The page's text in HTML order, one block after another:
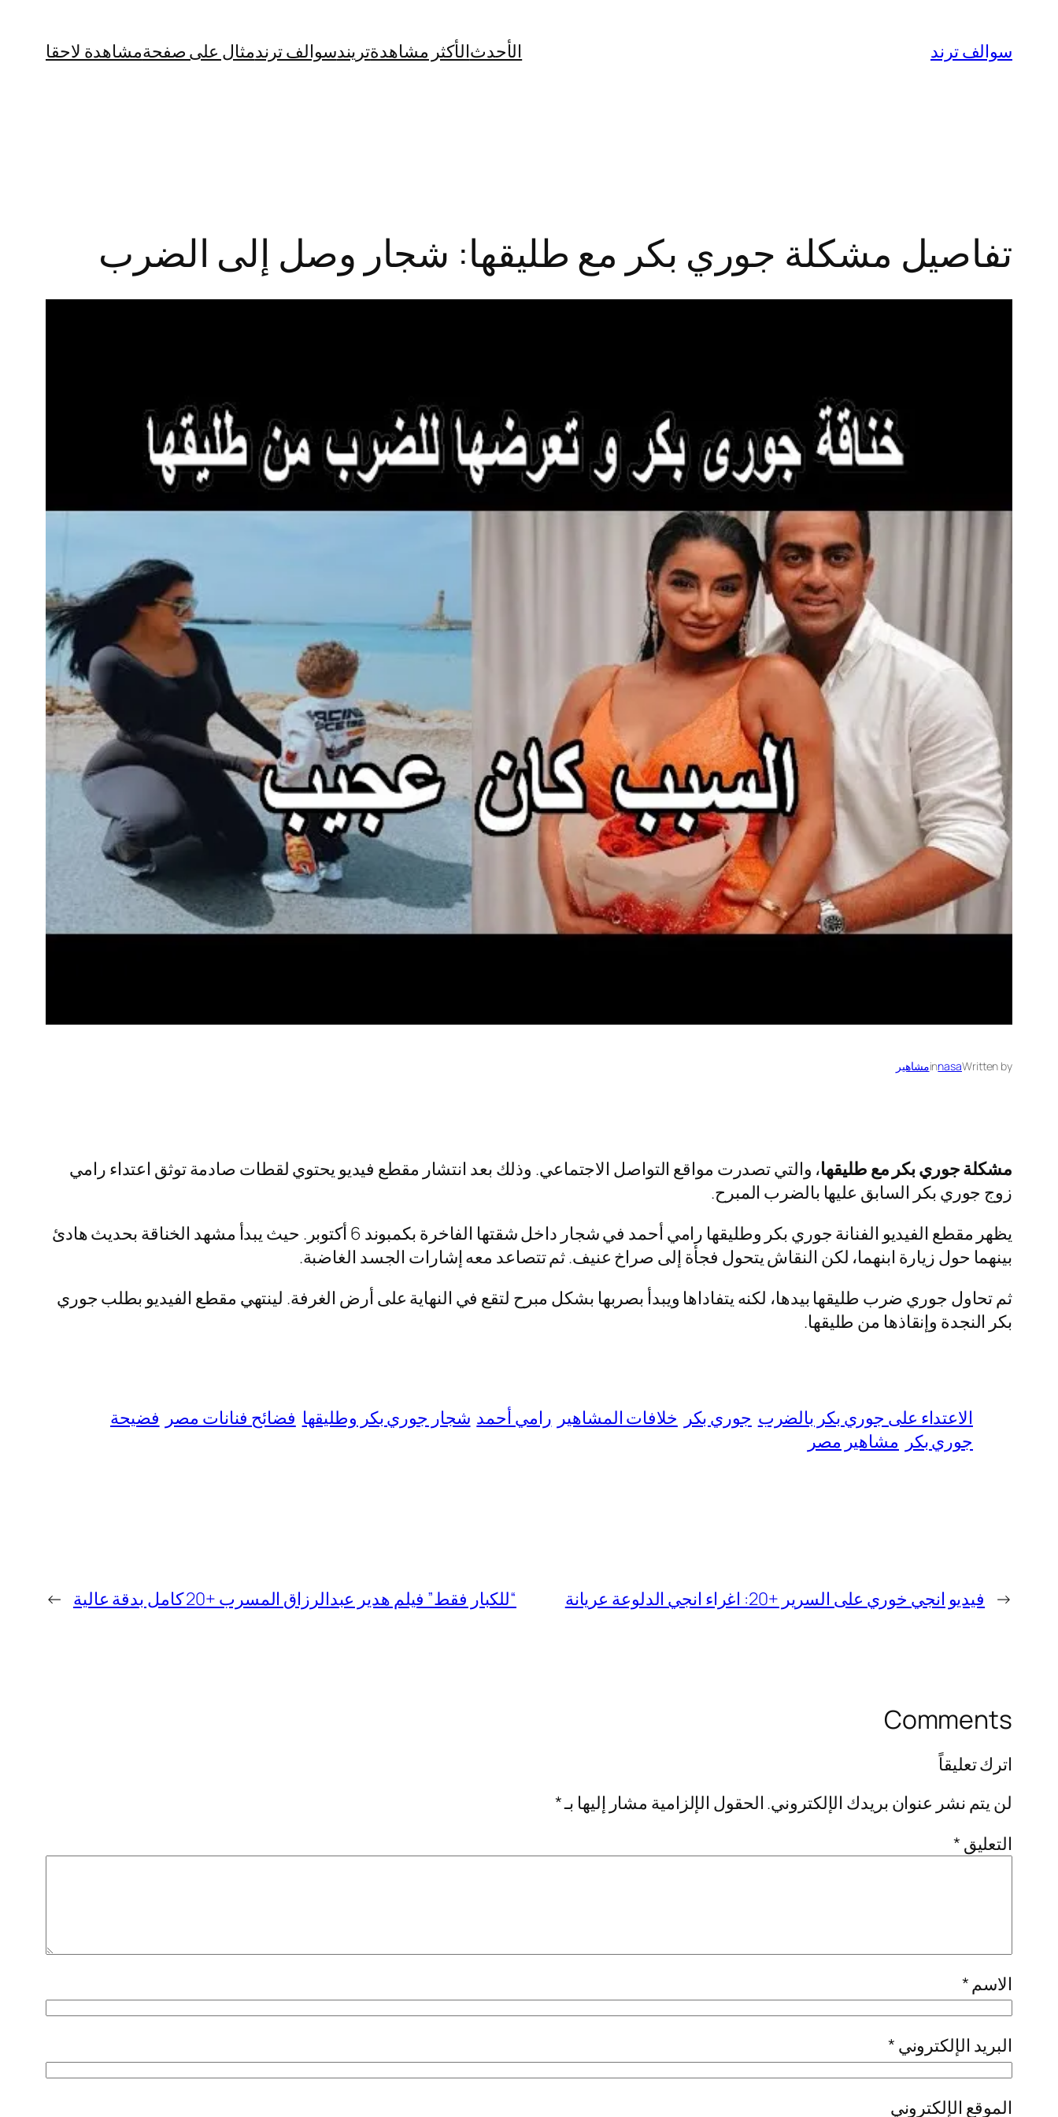
المحتوى
سوالف ترند الأحدثالأكثر مشاهدةتريندسوالف ترندمثال على صفحةمشاهدة لاحقا
تفاصيل مشكلة جوري بكر مع طليقها: شجار وصل إلى الضرب
Written by
nasa
inمشاهير
مشكلة جوري بكر مع طليقها، والتي تصدرت مواقع التواصل الاجتماعي. وذلك بعد انتشار مقطع فيديو يحتوي لقطات صادمة توثق اعتداء رامي
زوج جوري بكر السابق عليها بالضرب المبرح.
يظهر مقطع الفيديو الفنانة جوري بكر وطليقها رامي أحمد في شجار داخل شقتها الفاخرة بكمبوند 6 أكتوبر. حيث يبدأ مشهد الخناقة بحديث هادئ
بينهما حول زيارة ابنهما، لكن النقاش يتحول فجأة إلى صراخ عنيف. ثم تتصاعد معه إشارات الجسد الغاضبة.
ثم تحاول جوري ضرب طليقها بيدها، لكنه يتفاداها ويبدأ بصربها بشكل مبرح لتقع في النهاية على أرض الغرفة. لينتهي مقطع الفيديو بطلب جوري
بكر النجدة وإنقاذها من طليقها.
الاعتداء على جوري بكر بالضرب جوري بكر خلافات المشاهير رامي أحمد شجار جوري بكر وطليقها فضائح فنانات مصر فضيحة
جوري بكر مشاهير مصر
← فيديو انجي خوري على السرير +20: اغراء انجي الدلوعة عريانة “للكبار فقط” فيلم هدير عبدالرزاق المسرب +20 كامل بدقة عالية →
Comments
اترك تعليقاً
لن يتم نشر عنوان بريدك الإلكتروني. الحقول الإلزامية مشار إليها بـ*
التعليق *
الاسم *
البريد الإلكتروني *
الموقع الإلكتروني